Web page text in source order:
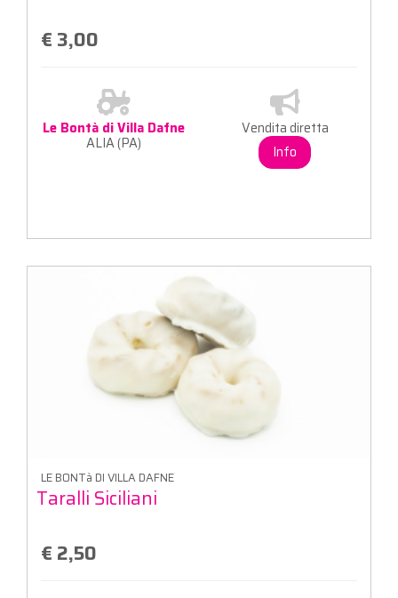
€ 3,00
Le Bontà di Villa Dafne
ALIA (PA)
Vendita diretta
Info
LE BONTà DI VILLA DAFNE
Taralli Siciliani
€ 2,50